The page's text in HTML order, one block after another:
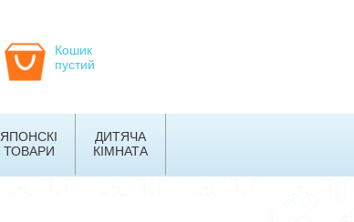
Кошик
пустий
ЯПОНСКІ
ТОВАРИ
ДИТЯЧА
КІМНАТА